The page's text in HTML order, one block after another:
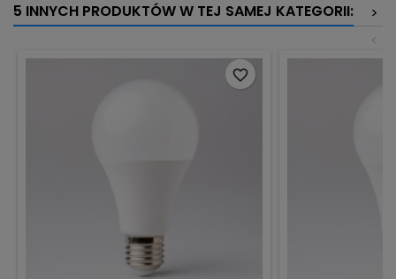
5 INNYCH PRODUKTÓW W TEJ SAMEJ KATEGORII:
>
<
favorite_border